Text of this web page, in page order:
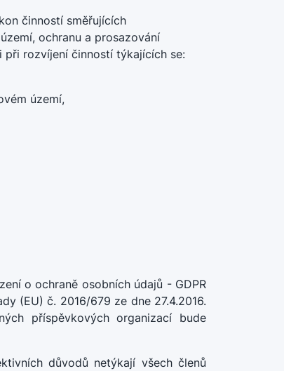
činností směřujících
ochranu a prosazování
při rozvíjení činností týkajících se:
území,
o ochraně osobních údajů - GDPR
(EU) č. 2016/679 ze dne 27.4.2016.
příspěvkových organizací bude
důvodů netýkají všech členů